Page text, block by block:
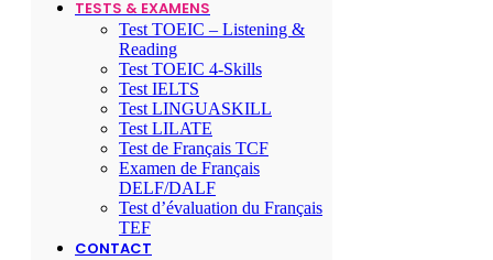
TESTS & EXAMENS
Test TOEIC – Listening &
Reading
Test TOEIC 4-Skills
Test IELTS
Test LINGUASKILL
Test LILATE
Test de Français TCF
Examen de Français
DELF/DALF
Test d’évaluation du Français
TEF
CONTACT